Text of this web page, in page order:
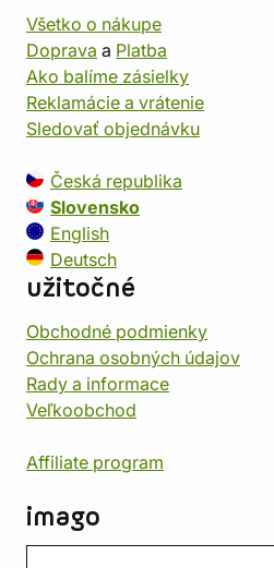
Všetko o nákupe
Doprava a Platba
Ako balíme zásielky
Reklamácie a vrátenie
Sledovať objednávku
Česká republika
Slovensko
English
Deutsch
užitočné
Obchodné podmienky
Ochrana osobných údajov
Rady a informace
Veľkoobchod
Affiliate program
imago